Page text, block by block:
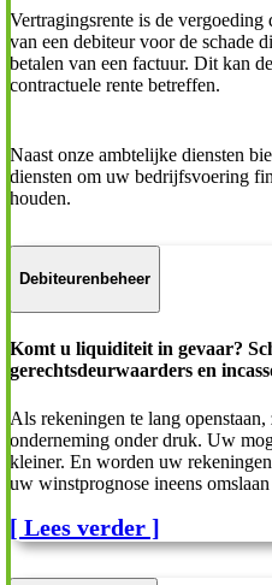
Vertragingsrente is de vergoeding
van een debiteur voor de schade
betalen van een factuur. Dit kan
contractuele rente betreffen.
Naast onze ambtelijke diensten
diensten om uw bedrijfsvoering
houden.
Debiteurenbeheer
Komt u liquiditeit in gevaar?
gerechtsdeurwaarders en
Als rekeningen te lang
onderneming onder druk. Uw
kleiner. En worden uw
uw winstprognose ineens
[ Lees verder ]